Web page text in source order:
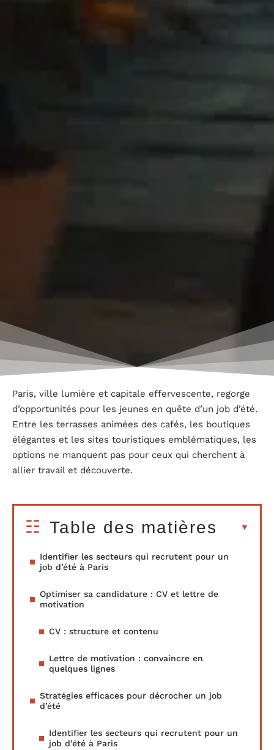
Paris, ville lumière et capitale effervescente, regorge
d’opportunités pour les jeunes en quête d’un job d’été.
Entre les terrasses animées des cafés, les boutiques
élégantes et les sites touristiques emblématiques, les
options ne manquent pas pour ceux qui cherchent à
allier travail et découverte.
Table des matières
Identifier les secteurs qui recrutent pour un
job d’été à Paris
Optimiser sa candidature : CV et lettre de
motivation
CV : structure et contenu
Lettre de motivation : convaincre en
quelques lignes
Stratégies efficaces pour décrocher un job
d’été
Identifier les secteurs qui recrutent pour un
job d’été à Paris